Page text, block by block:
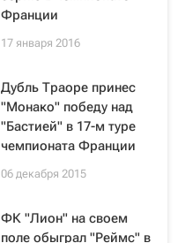
Франции
17 января 2016
Дубль Траоре принес
"Монако" победу над
"Бастией" в 17-м туре
чемпионата Франции
06 декабря 2015
ФК "Лион" на своем
поле обыграл "Реймс" в